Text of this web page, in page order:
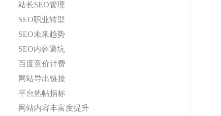
站长SEO管理
SEO职业转型
SEO未来趋势
SEO内容避坑
百度竞价计费
网站导出链接
平台热帖指标
网站内容丰富度提升